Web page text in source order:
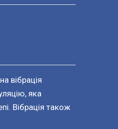
вібрація
яка
Вібрація також